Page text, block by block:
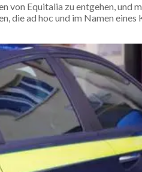
von Equitalia zu entgehen, und
die ad hoc und im Namen eines